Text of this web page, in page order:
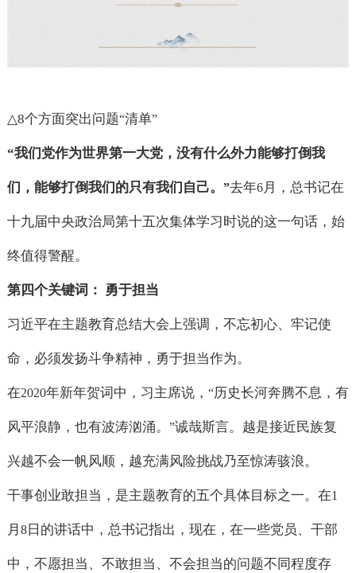
△8个方面突出问题“清单”
“我们党作为世界第一大党，没有什么外力能够打倒我
们，能够打倒我们的只有我们自己。 ”去年6月，总书记在
十九届中央政治局第十五次集体学习时说的这一句话，始
终值得警醒。
第四个关键词： 勇于担当
习近平在主题教育总结大会上强调，不忘初心、牢记使
命，必须发扬斗争精神，勇于担当作为。
在2020年新年贺词中，习主席说， “历史长河奔腾不息，有
风平浪静，也有波涛汹涌。 ”诚哉斯言。越是接近民族复
兴越不会一帆风顺，越充满风险挑战乃至惊涛骇浪。
干事创业敢担当，是主题教育的五个具体目标之一。在1
月 8日的讲话中，总书记指出，现在，在一些党员、干部
中，不愿担当、不敢担当、不会担当的问题不同程度存